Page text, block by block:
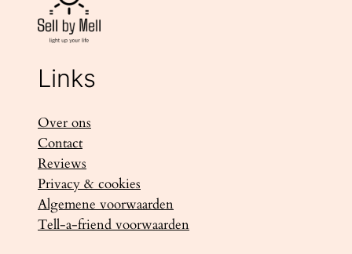
Links
Over ons
Contact
Reviews
Privacy & cookies
Algemene voorwaarden
Tell-a-friend voorwaarden